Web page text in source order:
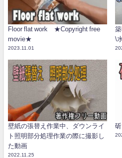
Floor flat work ★Copyright free
movie★
2023.11.01
\
壁紙の張替え作業中、ダウンライ
ト照明部分処理作業の際に撮影し
た動画
2022.11.25